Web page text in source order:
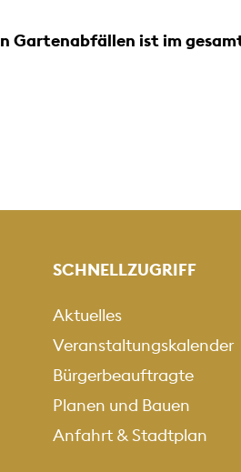
Gartenabfällen ist im
SCHNELLZUGRIFF
Aktuelles
Veranstaltungskalender
Bürgerbeauftragte
Planen und Bauen
Anfahrt & Stadtplan